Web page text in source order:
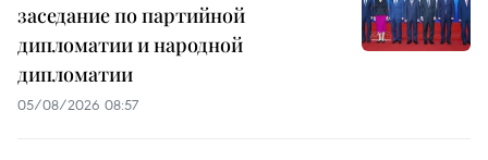
заседание по партийной
дипломатии и народной
дипломатии
05/08/2026 08:57